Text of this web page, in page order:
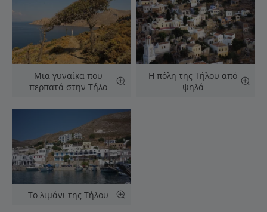
Μια γυναίκα που
περπατά στην Τήλο
Η πόλη της Τήλου από
ψηλά
Το λιμάνι της Τήλου